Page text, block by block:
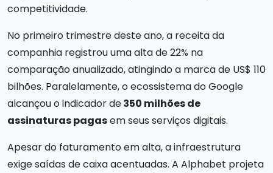
competitividade.
No primeiro trimestre deste ano, a receita da
companhia registrou uma alta de 22% na
comparação anualizado, atingindo a marca de US$ 110
bilhões. Paralelamente, o ecossistema do Google
alcançou o indicador de350 milhões de
assinaturas pagasem seus serviços digitais.
Apesar do faturamento em alta, a infraestrutura
exige saídas de caixa acentuadas. A Alphabet projeta